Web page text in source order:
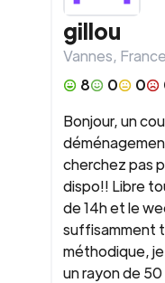
gillou
Vannes, France
8
0 0
Bonjour, un
cherchez pas
dispo!! Libre
de 14h et le
suffisamment
méthodique,
un rayon de